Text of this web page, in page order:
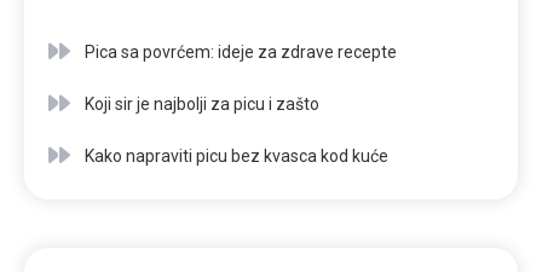
Pica sa povrćem: ideje za zdrave recepte
Koji sir je najbolji za picu i zašto
Kako napraviti picu bez kvasca kod kuće